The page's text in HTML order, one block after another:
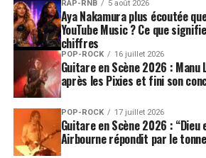
RAP-RNB 5 août 2026
Aya Nakamura plus écoutée
YouTube Music ? Ce que
chiffres
POP-ROCK 16 juillet 2026
Guitare en Scène 2026 : Manu
après les Pixies et fini son
POP-ROCK 17 juillet 2026
Guitare en Scène 2026 : “Dieu
Airbourne répondit par le